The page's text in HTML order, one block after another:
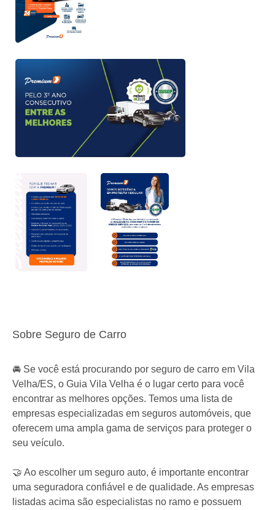
Sobre Seguro de Carro
🚘 Se você está procurando por seguro de carro em Vila
Velha/ES, o Guia Vila Velha é o lugar certo para você
encontrar as melhores opções. Temos uma lista de
empresas especializadas em seguros automóveis, que
oferecem uma ampla gama de serviços para proteger o
seu veículo.
🤝 Ao escolher um seguro auto, é importante encontrar
uma seguradora confiável e de qualidade. As empresas
listadas acima são especialistas no ramo e possuem